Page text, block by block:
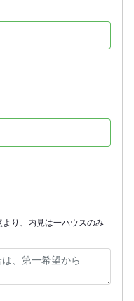
り、内見は一ハウスのみ